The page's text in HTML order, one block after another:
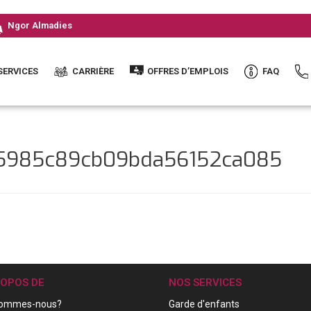
Ngor Almadies
CARRIÈRE OFFRES D’EMPLOIS FAQ
DE
nous?
NOS SERVICES
Garde d'enfants